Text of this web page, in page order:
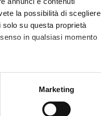
la possibilità di scegliere
su questa proprietà
in qualsiasi momento
metro,Marketing